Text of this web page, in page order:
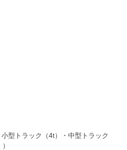
型トラック（4t）・中型トラック